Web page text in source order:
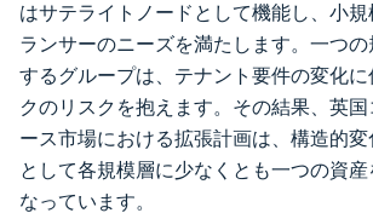
はサテライトノードとして機能し、小
ランサーのニーズを満たします。一つ
するグループは、テナント要件の変化
クのリスクを抱えます。その結果、英
ース市場における拡張計画は、構造的
として各規模層に少なくとも一つの資
なっています。